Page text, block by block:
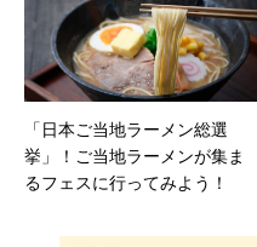
「日本ご当地ラーメン総選
挙」！ご当地ラーメンが集ま
るフェスに行ってみよう！